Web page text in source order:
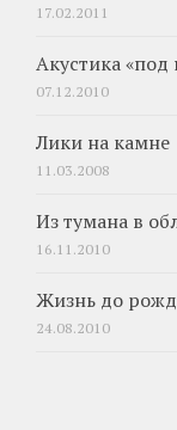
17.02.2011
Акустика «под
07.12.2010
Лики на камне
11.03.2008
Из тумана в
16.11.2010
Жизнь до
24.08.2010